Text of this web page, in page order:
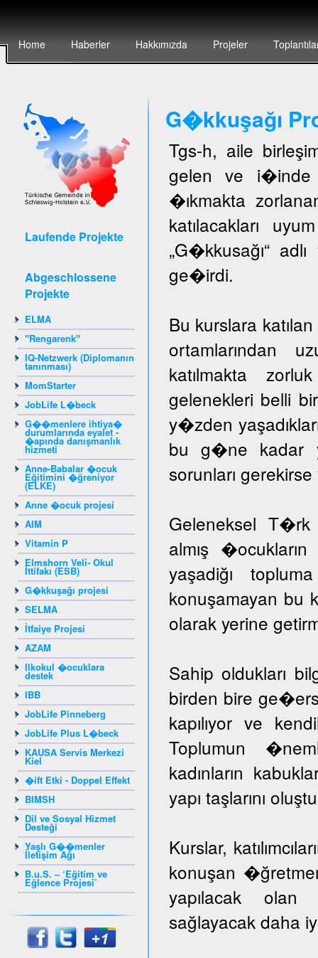
Home Haberler Hakkımızda Projeler
Laufende Projekte
Abgeschlossene
Projekte
ELMA
"Rengarenk"
IQ-Netzwerk (Diplomanın
tanınması)
MomStarter
JobLife L�beck
G��menlere ihtiya�
durumlarında eyalet -
�apında danışmanlık
hizmeti
Anne-Babalar �ocuk
Eğitimini �ğreniyor
(ELKE)
Anne �ocuk projesi
AIM
Vitamin P
Elmshorn Veli- Okul
İttifakı (ESB)
G�kkuşağı projesi
SELMA
İtfaiye Projesi
AZAM
Ilkokul �ocuklara
destek
IBB
JobLife Pinneberg
JobLife Plus L�beck
KAUSA Servis Merkezi
Kiel
�ift Etki - Doppel Effekt
BIMSH
Dil ve Sosyal Hizmet
Desteği
Yaşlı G��menler
İletişim Ağı
B.u.S. – ‘Eğitim ve
Eğlence Projesi’
G�kkuşağı
Tgs-h, aile
gelen ve i�inde
�ıkmakta
katılacakları
„G�kkusağı“
ge�irdi.
Bu kurslara
ortamlarından
katılmakta
gelenekleri belli
y�zden
bu g�ne kadar
sorunları
Geleneksel
almış
yaşadiğı
konuşamayan bu
olarak yerine
Sahip oldukları
birden bire
kapılıyor ve
Toplumun
kadınların
yapı taşlarını
Kurslar,
konuşan
yapılacak olan
sağlayacak daha